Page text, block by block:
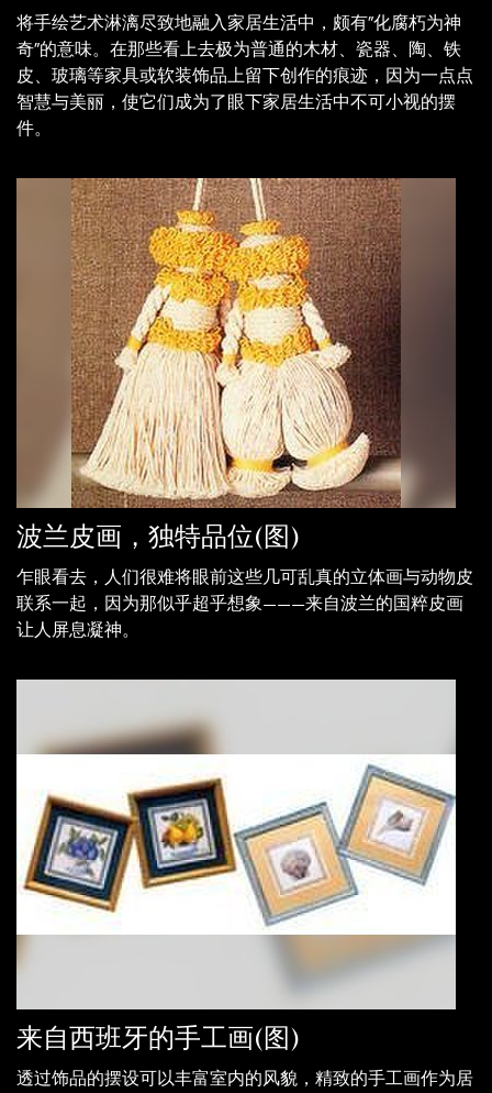
将手绘艺术淋漓尽致地融入家居生活中，颇有“化腐朽为神
奇”的意味。在那些看上去极为普通的木材、瓷器、陶、铁
皮、玻璃等家具或软装饰品上留下创作的痕迹，因为一点点
智慧与美丽，使它们成为了眼下家居生活中不可小视的摆
件。
波兰皮画，独特品位(图)
乍眼看去，人们很难将眼前这些几可乱真的立体画与动物皮
联系一起，因为那似乎超乎想象———来自波兰的国粹皮画
让人屏息凝神。
来自西班牙的手工画(图)
透过饰品的摆设可以丰富室内的风貌，精致的手工画作为居